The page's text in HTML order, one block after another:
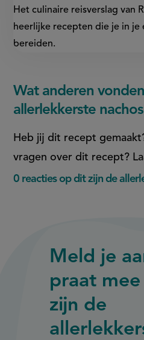
Het culinaire reisverslag van
heerlijke recepten die je in je
bereiden.
Wat anderen
allerlekkerste nachos
Heb jij dit recept
vragen over dit recept?
0 reacties op dit zijn de
Meld je
praat
zijn de